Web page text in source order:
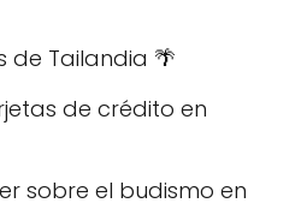
de Tailandia 🌴
de crédito en
sobre el budismo en